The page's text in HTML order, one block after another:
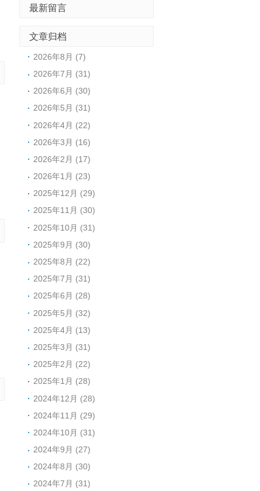
最新留言
文章归档
2026年8月 (7)
2026年7月 (31)
2026年6月 (30)
2026年5月 (31)
2026年4月 (22)
2026年3月 (16)
2026年2月 (17)
2026年1月 (23)
2025年12月 (29)
2025年11月 (30)
2025年10月 (31)
2025年9月 (30)
2025年8月 (22)
2025年7月 (31)
2025年6月 (28)
2025年5月 (32)
2025年4月 (13)
2025年3月 (31)
2025年2月 (22)
2025年1月 (28)
2024年12月 (28)
2024年11月 (29)
2024年10月 (31)
2024年9月 (27)
2024年8月 (30)
2024年7月 (31)